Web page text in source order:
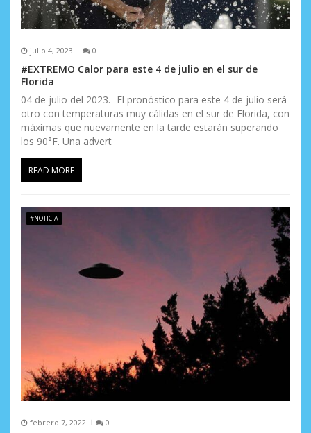
julio 4, 2023 0
#EXTREMO Calor para este 4 de julio en el sur de
Florida
04 de julio del 2023.- El pronóstico para este 4 de julio será
otro con temperaturas muy cálidas en el sur de Florida, con
máximas que nuevamente en la tarde estarán superando
los 90°F. Una advert
READ MORE
#NOTICIA
febrero 7, 2022 0